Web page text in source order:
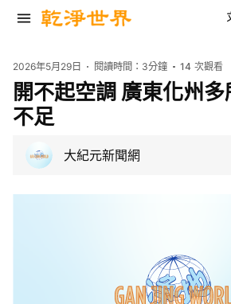
2026年5月29日 閱讀時間： 3分鐘 14 次觀看
開不起空調 廣東化州
不足
大紀元新聞網